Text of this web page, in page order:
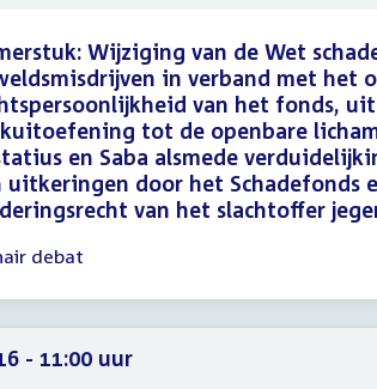
Wijziging van de Wet
in verband met het
van het fonds,
tot de openbare
en Saba alsmede
uitkeringen door het Schadefonds
van het slachtoffer
debat
- 11:00 uur